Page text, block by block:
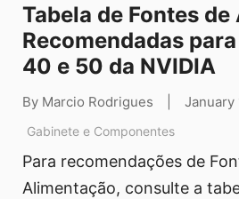
Tabela de Fontes
Recomendadas
40 e 50 da NVIDIA
By Marcio Rodrigues January
Gabinete e Componentes
Para recomendações de
Alimentação, consulte a